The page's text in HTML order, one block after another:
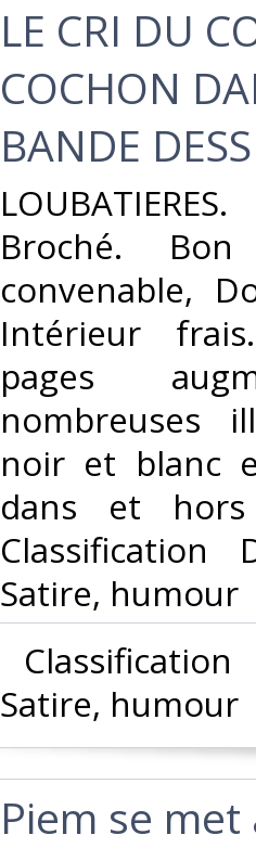
‎LE CRI DU
COCHON
BANDE
Broché.
convenable,
Intérieur
pages
nombreuses
noir et blanc
dans et
Classification
Satire, humour‎
Satire, humour‎
‎Piem se